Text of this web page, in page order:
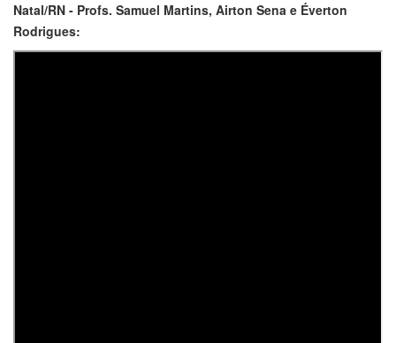
Natal/RN - Profs. Samuel Martins, Airton Sena e Éverton
Rodrigues: